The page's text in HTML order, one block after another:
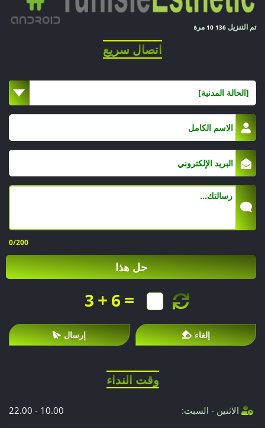
تم التنزيل 10 136 مرة
اتصال سريع
[الحالة المدنية]
0/200
حل هذا
3 + 6 =
إلغاء إرسال
وقت النداء
الاثنين - السبت: 10.00 - 22.00